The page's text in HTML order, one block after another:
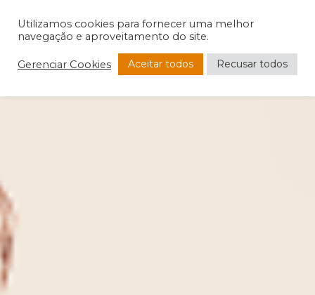
Utilizamos cookies para fornecer uma melhor
navegação e aproveitamento do site.
Gerenciar Cookies Aceitar todos Recusar todos